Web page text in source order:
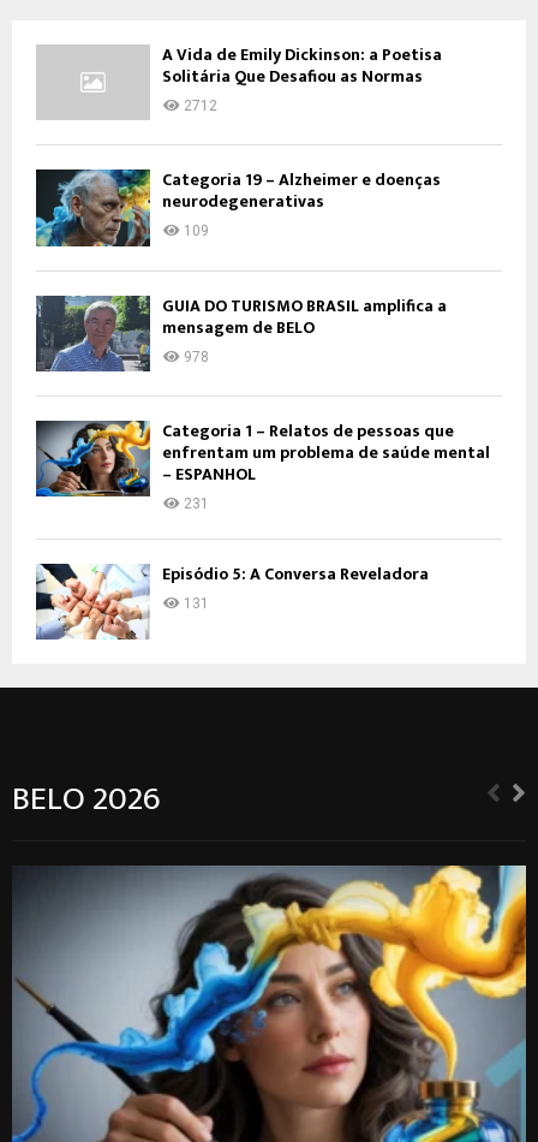
A Vida de Emily Dickinson: a Poetisa
Solitária Que Desafiou as Normas
2712
Categoria 19 – Alzheimer e doenças
neurodegenerativas
109
GUIA DO TURISMO BRASIL amplifica a
mensagem de BELO
978
Categoria 1 – Relatos de pessoas que
enfrentam um problema de saúde mental
– ESPANHOL
231
Episódio 5: A Conversa Reveladora
131
BELO 2026